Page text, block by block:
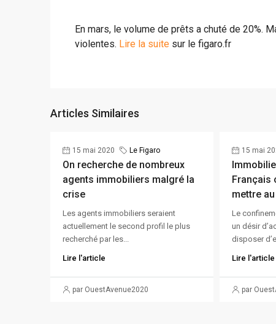
En mars, le volume de prêts a chuté de 20%.
violentes. Lire la suite sur le figaro.fr
Articles Similaires
15 mai 2020 Le Figaro
On recherche de nombreux
agents immobiliers malgré la
crise
Les agents immobiliers seraient
actuellement le second profil le plus
recherché par les...
Lire l'article
par OuestAvenue2020
15 mai
Français
mettre
Le
un désir
disposer
Lire l'article
par